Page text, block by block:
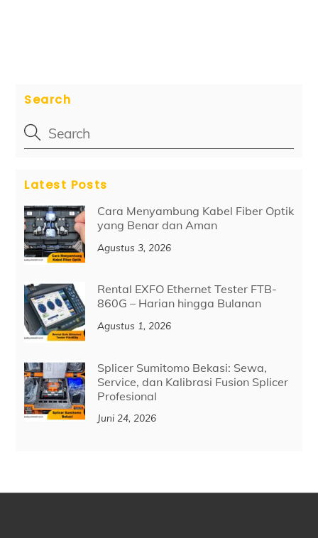
Search
Latest Posts
Cara Menyambung Kabel Fiber Optik
yang Benar dan Aman
Agustus 3, 2026
Rental EXFO Ethernet Tester FTB-
860G – Harian hingga Bulanan
Agustus 1, 2026
Splicer Sumitomo Bekasi: Sewa,
Service, dan Kalibrasi Fusion Splicer
Profesional
Juni 24, 2026